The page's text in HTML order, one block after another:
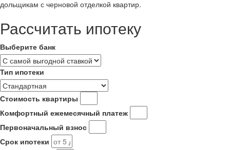
дольщикам с черновой отделкой квартир.
Рассчитать ипотеку
Выберите банк
Тип ипотеки
Стоимость квартиры
Комфортный ежемесячный платеж
Первоначальный взнос
Срок ипотеки